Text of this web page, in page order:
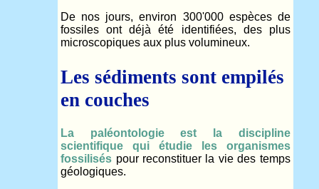
De nos jours, environ 300'000 espèces de
fossiles ont déjà été identifiées, des plus
microscopiques aux plus volumineux.
Les sédiments sont empilés
en couches
La paléontologie est la discipline
scientifique qui étudie les organismes
fossilisés pour reconstituer la vie des temps
géologiques.